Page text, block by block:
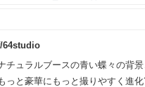
64studio
チュラルブースの青い蝶々の背
っと豪華にもっと撮りやすく進